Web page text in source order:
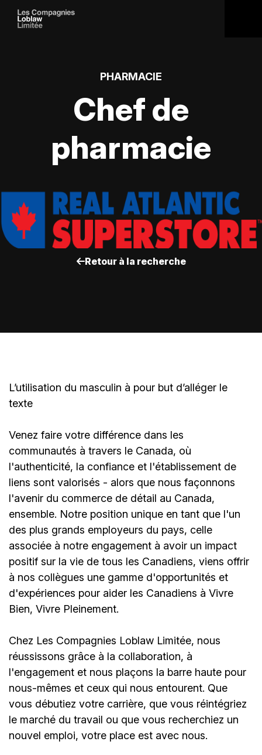
PHARMACIE
Chef de
pharmacie
Retour à la recherche
L’utilisation du masculin à pour but d’alléger le
texte
Venez faire votre différence dans les
communautés à travers le Canada, où
l'authenticité, la confiance et l'établissement de
liens sont valorisés - alors que nous façonnons
l'avenir du commerce de détail au Canada,
ensemble. Notre position unique en tant que l'un
des plus grands employeurs du pays, celle
associée à notre engagement à avoir un impact
positif sur la vie de tous les Canadiens, viens offrir
à nos collègues une gamme d'opportunités et
d'expériences pour aider les Canadiens à Vivre
Bien, Vivre Pleinement.
Chez Les Compagnies Loblaw Limitée, nous
réussissons grâce à la collaboration, à
l'engagement et nous plaçons la barre haute pour
nous-mêmes et ceux qui nous entourent. Que
vous débutiez votre carrière, que vous réintégriez
le marché du travail ou que vous recherchiez un
nouvel emploi, votre place est avec nous.